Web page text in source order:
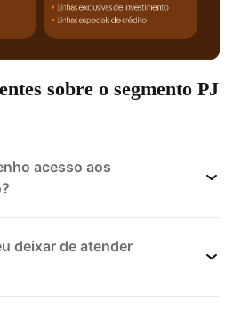
sobre o segmento PJ
acesso aos
deixar de atender